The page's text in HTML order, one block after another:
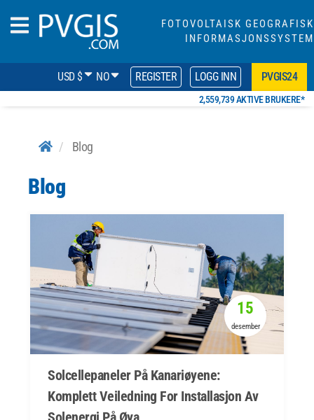
FOTOVOLTAISK GEOGRAFISK
INFORMASJONSSYSTEM
USD $ NO REGISTER LOGG INN PVGIS24
2,559,739 AKTIVE BRUKERE*
Blog
Blog
15
desember
Solcellepaneler På Kanariøyene:
Komplett Veiledning For Installasjon Av